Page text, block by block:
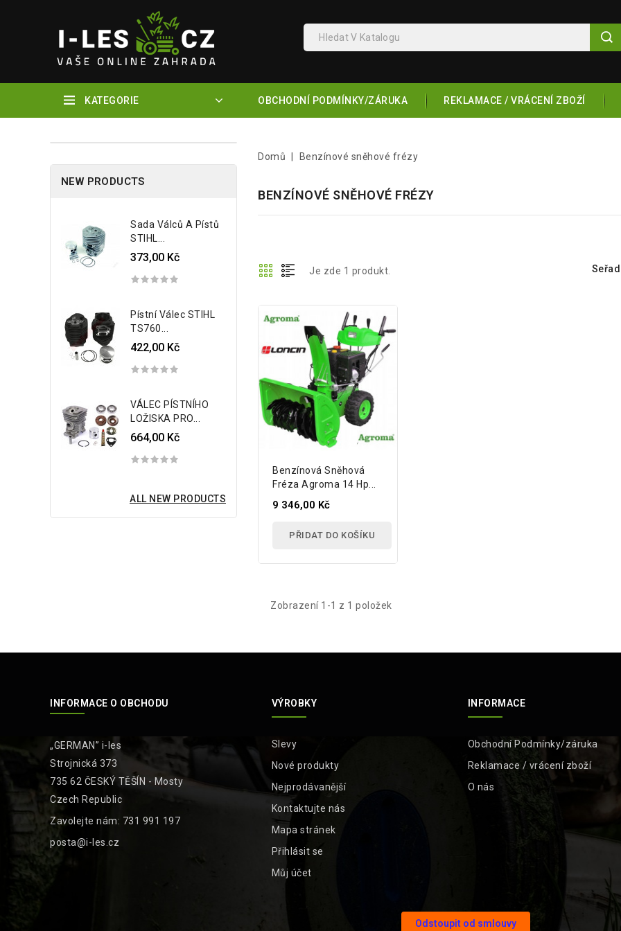
KATEGORIE OBCHODNÍ PODMÍNKY/ZÁRUKA REKLAMACE / VRÁCENÍ ZBOŽÍ
NEW PRODUCTS
Sada Válců A Pístů
STIHL...
373,00 Kč
Pístní Válec STIHL
TS760...
422,00 Kč
VÁLEC PÍSTNÍHO
LOŽISKA PRO...
664,00 Kč
ALL NEW PRODUCTS
Domů Benzínové sněhové frézy
BENZÍNOVÉ SNĚHOVÉ FRÉZY
Je zde 1 produkt.
Benzínová Sněhová
Fréza Agroma 14 Hp...
9 346,00 Kč
PŘIDAT DO KOŠÍKU
Zobrazení 1-1 z 1 položek
INFORMACE O OBCHODU
„GERMAN” i-les
Strojnická 373
735 62 ČESKÝ TĚŠÍN - Mosty
Czech Republic
Zavolejte nám: 731 991 197
posta@i-les.cz
VÝROBKY
Slevy
Nové produkty
Nejprodávanější
Kontaktujte nás
Mapa stránek
Přihlásit se
Můj účet
INFORMACE
Obchodní Podmínky/záruka
Reklamace / vrácení zboží
O nás
Odstoupit od smlouvy